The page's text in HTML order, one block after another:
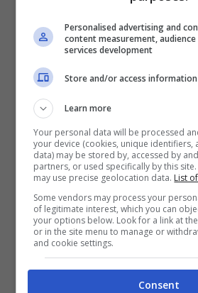
Bianca Atzei e Stefano corti
Personalised advertising and
content measurement, audience
services development
Store and/or access
Learn more
Your personal data will be processed
your device (cookies, unique identifiers,
data) may be stored by, accessed by
partners, or used specifically by this
may use precise geolocation data. List
Some vendors may process your
of legitimate interest, which you can
your options below. Look for a link at
or in the site menu to manage or
and cookie settings.
Consent